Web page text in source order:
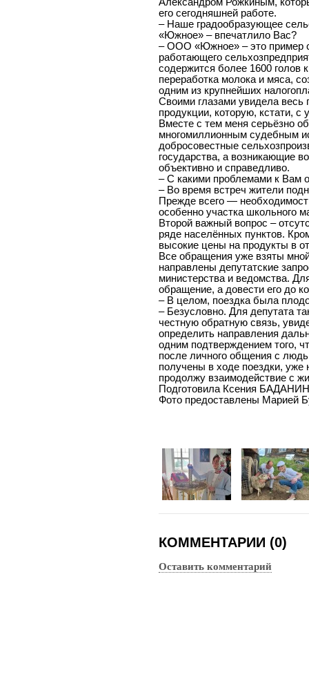
его сегодняшней работе.
– Наше градообразующее
«Южное» – впечатлило Вас?
– ООО «Южное» – это пример
работающего
содержится более 1600 голов
переработка молока и мяса,
одним из крупнейших
Своими глазами увидела весь
продукции, которую, кстати,
Вместе с тем меня серьёзно
многомиллионным судебным
добросовестные
государства, а возникающие
объективно и справедливо.
– С какими проблемами к Вам
– Во время встреч жители
Прежде всего —
особенно участка школьного
Второй важный вопрос –
ряде населённых пунктов.
высокие цены на продукты в
Все обращения уже взяты
направлены депутатские
министерства и ведомства.
обращение, а довести его до
– В целом, поездка была
– Безусловно. Для депутата
честную обратную связь,
определить направления
одним подтверждением того,
после личного общения с
получены в ходе поездки, уже
продолжу взаимодействие с
Подготовила Ксения
Фото предоставлены Марией
КОММЕНТАРИИ (0)
Оставить комментарий